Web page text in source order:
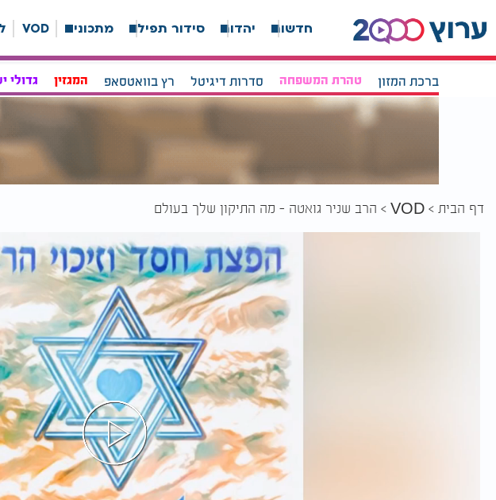
חדשות יהדות סידור תפילה מתכונים VOD
ברכת המזון טהרת המשפחה סדרות דיגיטל רץ בוואטסאפ המגזין גדולי
דף הבית VOD הרב שניר גואטה - מה התיקון שלך בעולם